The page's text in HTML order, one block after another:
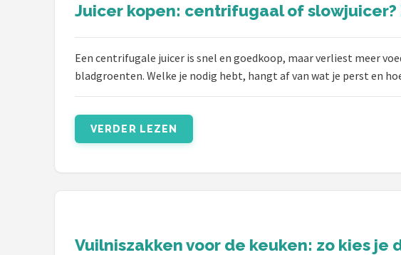
Juicer kopen: centrifugaal of slowjuicer?
Een centrifugale juicer is snel en goedkoop, maar verliest meer
bladgroenten. Welke je nodig hebt, hangt af van wat je perst en
VERDER LEZEN
Vuilniszakken voor de keuken: zo kies je